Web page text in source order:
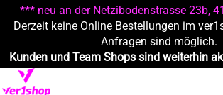
*** neu an der Netzibodenstrasse 23b,
Derzeit keine Online Bestellungen im
Anfragen sind möglich.
Kunden und Team Shops sind weiterhin